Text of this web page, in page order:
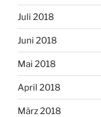
Juli 2018
Juni 2018
Mai 2018
April 2018
März 2018